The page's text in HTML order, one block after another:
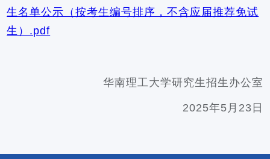
生名单公示（按考生编号排序，不含应届推荐免试
生）.pdf
华南理工大学研究生招生办公室
2025年5月23日